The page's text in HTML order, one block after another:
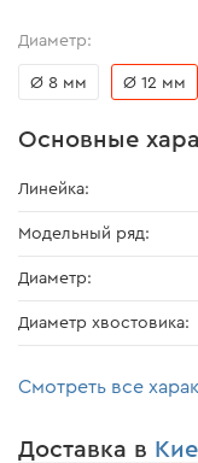
Диаметр:
Ø 8 мм Ø 12 мм
Основные
Линейка:
Модельный ряд:
Диаметр:
Диаметр хвостовика:
Смотреть все
Доставка в